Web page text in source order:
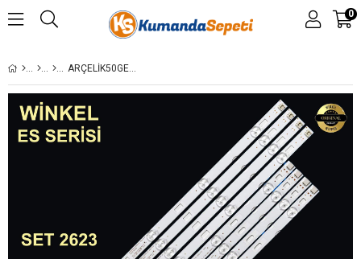
0
ARÇELİK50GEU7900B, 50GEU7955, BEKO B50A860 B , ARÇELİK A50A860, LED BAR, SE50D09R-ZC22AG-05, SE50D09L-ZC22AG-05, WML60600-AC, WMK60600-AC ES-4100 ES 4100,B50 A 850,B50A850,ALTUS, AL50L 8990 5B, AL50L89905B, LED BAR, SE50D09R-ZC22AG-05, SE50D09L-ZC22AG-05